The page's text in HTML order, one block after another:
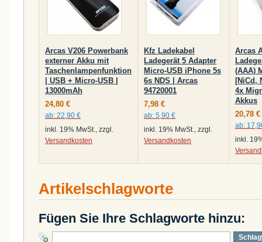
Arcas V206 Powerbank
externer Akku mit
Taschenlampenfunktion
| USB + Micro-USB |
13000mAh
24,80 €
ab: 22,90 €
inkl. 19% MwSt., zzgl.
Versandkosten
Kfz Ladekabel
Ladegerät 5 Adapter
Micro-USB iPhone 5s
6s NDS | Arcas
94720001
7,98 €
ab: 5,90 €
inkl. 19% MwSt., zzgl.
Versandkosten
Arcas
(AAA)
[NiCd,
4x
Akkus
20,78 €
ab:
inkl.
Artikelschlagworte
Fügen Sie Ihre Schlagworte hinzu: